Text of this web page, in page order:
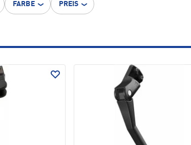
FARBE PREIS